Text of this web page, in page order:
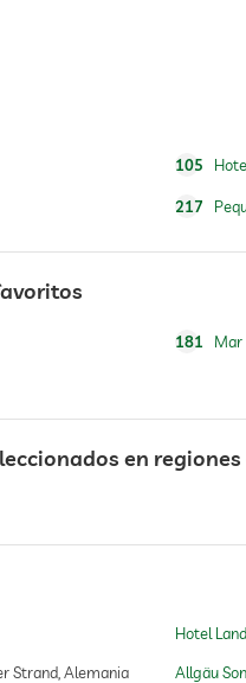
105
217
181 Mar
en
Strand, Alemania
Hotel
Allgäu